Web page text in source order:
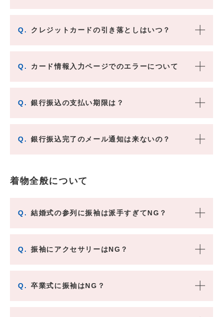
Q. クレジットカードの引き落としはいつ？
Q. カード情報入力ページでのエラーについて
Q. 銀行振込の支払い期限は？
Q. 銀行振込完了のメール通知は来ないの？
着物全般について
Q. 結婚式の参列に振袖は派手すぎてNG？
Q. 振袖にアクセサリーはNG？
Q. 卒業式に振袖はNG？